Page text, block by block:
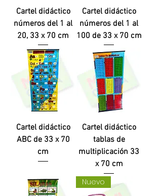
Cartel didáctico
números del 1 al
20, 33 x 70 cm
Cartel didáctico
números del 1 al
100 de 33 x 70 cm
Cartel didáctico
ABC de 33 x 70
cm
Cartel didáctico
tablas de
multiplicación 33
x 70 cm
Nuevo